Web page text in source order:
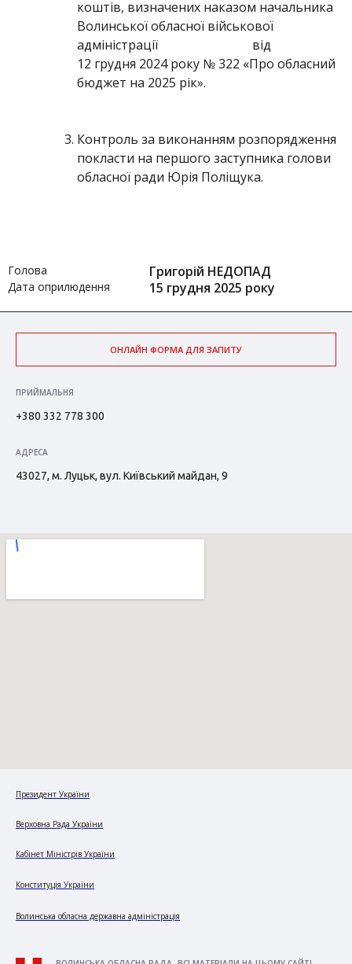
коштів, визначених наказом начальника
Волинської обласної військової
адміністрації від
12 грудня 2024 року № 322 «Про обласний
бюджет на 2025 рік».
Контроль за виконанням розпорядження
покласти на першого заступника голови
обласної ради Юрія Поліщука.
Голова Григорій НЕДОПАД
Дата оприлюдення 15 грудня 2025 року
ОНЛАЙН ФОРМА ДЛЯ ЗАПИТУ
ПРИЙМАЛЬНЯ
+380 332 778 300
АДРЕСА
43027, м. Луцьк, вул. Київський майдан, 9
Президент України
Верховна Рада України
Кабінет Міністрів України
Конституція України
Волинська обласна державна адміністрація